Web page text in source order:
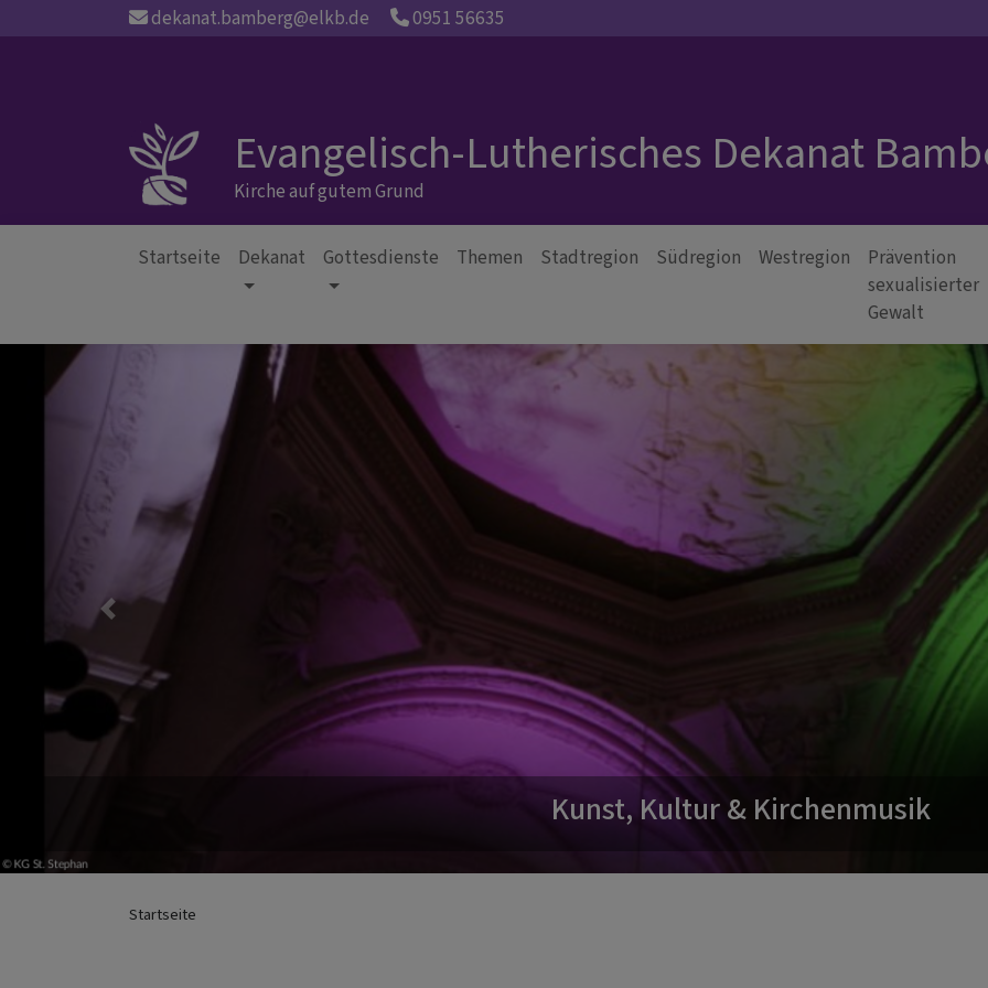
dekanat.bamberg@elkb.de 0951 56635
Evangelisch-Lutherisches Dekanat
Kirche auf gutem Grund
Hauptnavigation
Startseite Dekanat Gottesdienste Themen Stadtregion Südregion Westregion
Prävention
sexualisierter
Gewalt
Kunst, Kultur & Kirchenmusik
Previous
Startseite